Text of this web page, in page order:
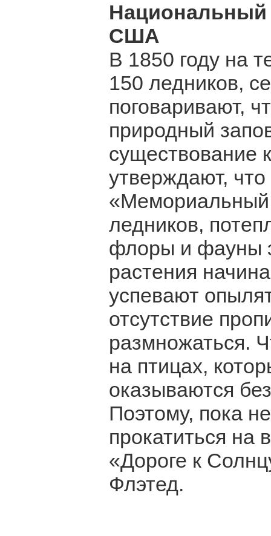
Национальный
США
В 1850 году на
150 ледников,
поговаривают,
природный
существование
утверждают,
ледников,
флоры и фауны
растения
успевают
отсутствие
размножаться.
на птицах,
оказываются
Поэтому, пока
прокатиться на
«Дороге к
Флэтед.